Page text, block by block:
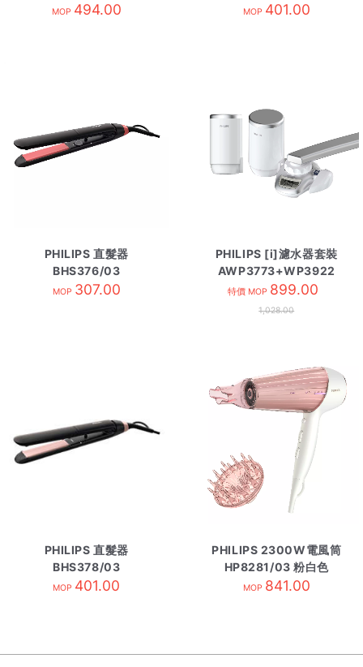
MOP 494.00 MOP 401.00
PHILIPS 直髮器
BHS376/03
MOP 307.00
PHILIPS [i]濾水器套裝
AWP3773+WP3922
特價 MOP 899.00
1,028.00
PHILIPS 直髮器
BHS378/03
MOP 401.00
PHILIPS 2300W電風筒
HP8281/03 粉白色
MOP 841.00